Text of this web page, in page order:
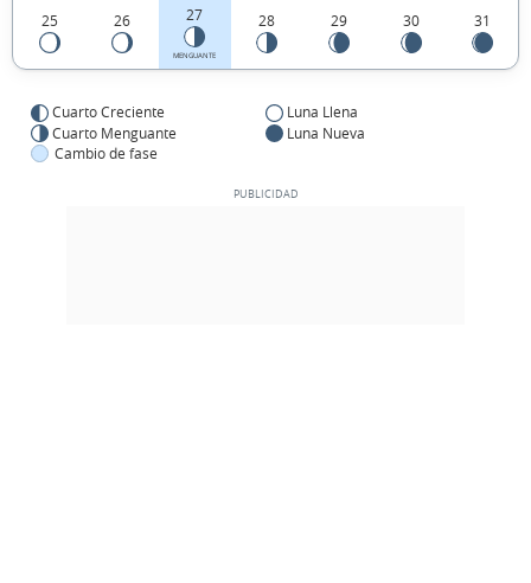
25 26 27
MENGUANTE
28 29 30 31
Cuarto Creciente
Luna Llena
Cuarto Menguante
Luna Nueva
Cambio de fase